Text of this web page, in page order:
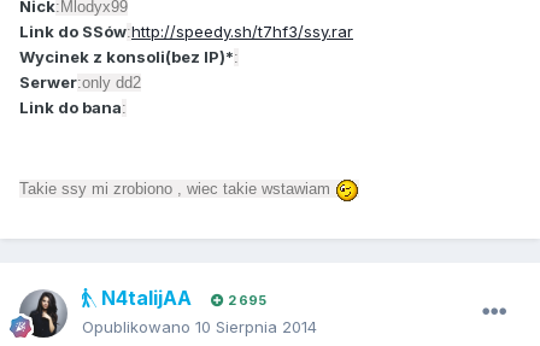
Nick:Mlodyx99
Link do SSów:http://speedy.sh/t7hf3/ssy.rar
Wycinek z konsoli(bez IP)*:
Serwer:only dd2
Link do bana:
Takie ssy mi zrobiono , wiec takie wstawiam
N4talijAA 2 695
Opublikowano 10 Sierpnia 2014